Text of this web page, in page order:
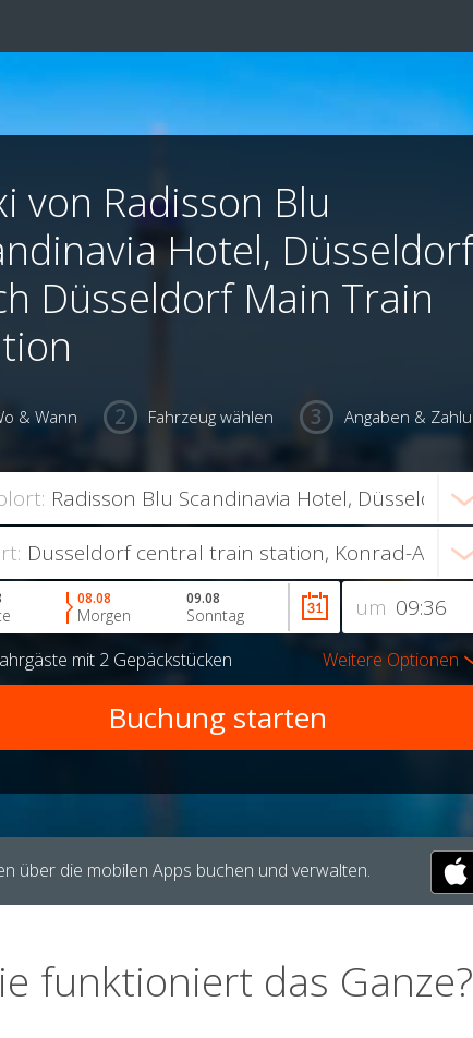
von Radisson Blu
Hotel,
Düsseldorf Main Train
& Wann Fahrzeug wählen Angaben &
um
08.08
Morgen
09.08
Sonntag
mit 2 Gepäckstücken Weitere Optionen
über die mobilen Apps buchen und verwalten.
funktioniert das Ganze?